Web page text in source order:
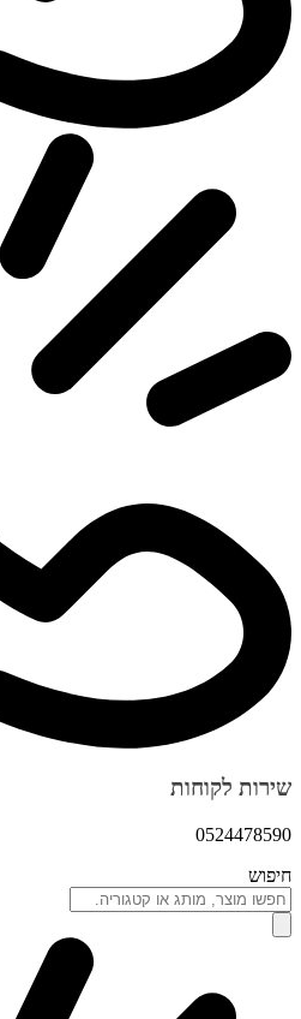
שירות לקוחות
0524478590
חיפוש